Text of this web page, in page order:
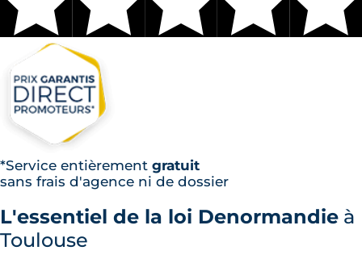
*Service entièrement gratuit
sans frais d'agence ni de dossier
L'essentiel de la loi Denormandie à
Toulouse